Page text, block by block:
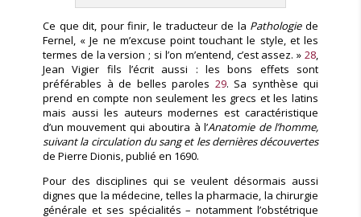
Ce que dit, pour finir, le traducteur de la Pathologiede
Fernel, « Je ne m’excuse point touchant le style, et les
termes de la version ; si l’on m’entend, c’est assez. » 28,
Jean Vigier fils l’écrit aussi : les bons effets sont
préférables à de belles paroles 29. Sa synthèse qui
prend en compte non seulement les grecs et les latins
mais aussi les auteurs modernes est caractéristique
d’un mouvement qui aboutira à l’Anatomie de l’homme,
suivant la circulation du sang et les dernières découvertes
de Pierre Dionis, publié en 1690.
Pour des disciplines qui se veulent désormais aussi
dignes que la médecine, telles la pharmacie, la chirurgie
générale et ses spécialités – notamment l’obstétrique